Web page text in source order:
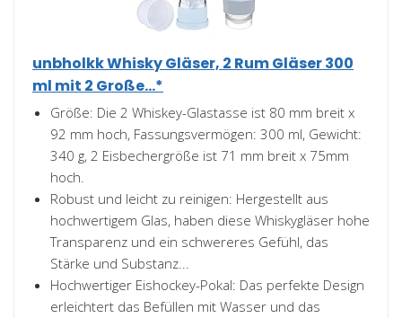
unbholkk Whisky Gläser, 2 Rum Gläser 300
ml mit 2 Große...*
Größe: Die 2 Whiskey-Glastasse ist 80 mm breit x
92 mm hoch, Fassungsvermögen: 300 ml, Gewicht:
340 g, 2 Eisbechergröße ist 71 mm breit x 75mm
hoch.
Robust und leicht zu reinigen: Hergestellt aus
hochwertigem Glas, haben diese Whiskygläser hohe
Transparenz und ein schwereres Gefühl, das
Stärke und Substanz...
Hochwertiger Eishockey-Pokal: Das perfekte Design
erleichtert das Befüllen mit Wasser und das